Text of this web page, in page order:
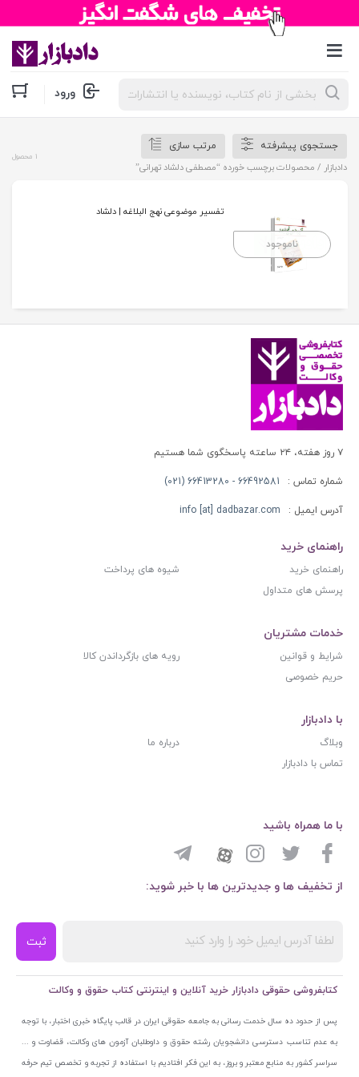
جستجوی
محصولات ورود
جستجوی پیشرفته
مرتب سازی
دادبازار / محصولات برچسب خورده “مصطفی دلشاد تهرانی”
1 محصول
ناموجود
تفسیر موضوعی نهج البلاغه | دلشاد
۷ روز هفته، ۲۴ ساعته پاسخگوی شما هستیم
شماره تماس : 66492581 - 66413280 (021)
آدرس ایمیل : info [at] dadbazar.com
راهنمای خرید
راهنمای خرید
شیوه های پرداخت
پرسش های متداول
خدمات مشتریان
شرایط و قوانین
رویه های بازگرداندن کالا
حریم خصوصی
با دادبازار
وبلاگ
درباره ما
تماس با دادبازار
از تخفیف ها و جدیدترین ها با خبر شوید:
ثبت
با ما همراه باشید
کتابفروشی حقوقی دادبازار خرید آنلاین و اینترنتی کتاب حقوق و وکالت
پس از حدود ده سال خدمت رسانی به جامعه حقوقی ایران در قالب پایگاه خبری اختبار، با توجه
به عدم تناسب دسترسی دانشجویان رشته حقوق و داوطلبان آزمون های وکالت، قضاوت و ...
سراسر کشور به منابع معتبر و بروز، به این فکر افتادیم با استفاده از تجربه و تخصص تیم حرفه